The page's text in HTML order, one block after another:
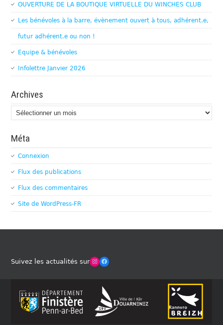
OUVERTURE DE LA BOUTIQUE VIRTUELLE DU WINCHES CLUB
Les bénévoles à la barre, évènement ouvert à tous, adhérent.e,
futur adhérent.e ou non !
Equipe & bénévoles
Infolettre Janvier 2026
Archives
Archives
Méta
Connexion
Flux des publications
Flux des commentaires
Site de WordPress-FR
Suivez les actualités surWinches Club OfficielFacebook